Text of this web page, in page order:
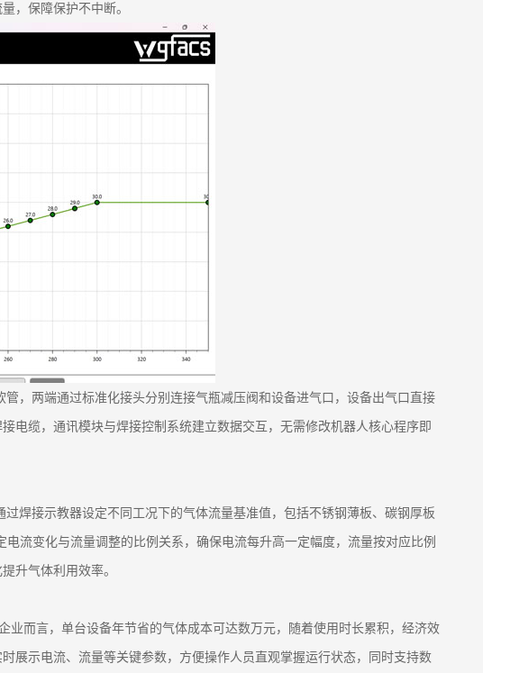
，保障保护不中断。
，两端通过标准化接头分别连接气瓶减压阀和设备进气口，设备出气口直接
电缆，通讯模块与焊接控制系统建立数据交互，无需修改机器人核心程序即
焊接示教器设定不同工况下的气体流量基准值，包括不锈钢薄板、碳钢厚板
流变化与流量调整的比例关系，确保电流每升高一定幅度，流量按对应比例
升气体利用效率。
而言，单台设备年节省的气体成本可达数万元，随着使用时长累积，经济效
展示电流、流量等关键参数，方便操作人员直观掌握运行状态，同时支持数